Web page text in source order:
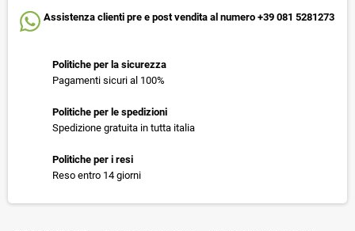
Assistenza clienti pre e post vendita al numero +39 081 5281273
Politiche per la sicurezza
Pagamenti sicuri al 100%
Politiche per le spedizioni
Spedizione gratuita in tutta italia
Politiche per i resi
Reso entro 14 giorni